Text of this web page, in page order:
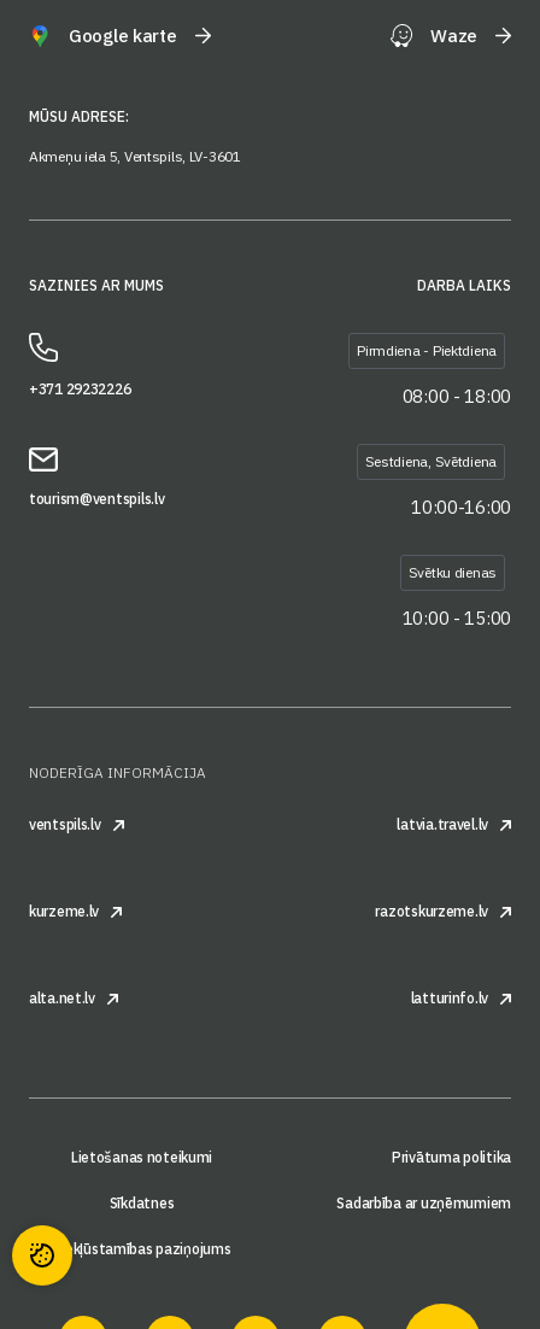
Google karte Waze
MŪSU ADRESE:
Akmeņu iela 5, Ventspils, LV-3601
SAZINIES AR MUMS
+371 29232226
tourism@ventspils.lv
DARBA LAIKS
Pirmdiena - Piektdiena
08:00 - 18:00
Sestdiena, Svētdiena
10:00-16:00
Svētku dienas
10:00 - 15:00
NODERĪGA INFORMĀCIJA
ventspils.lv latvia.travel.lv
kurzeme.lv razotskurzeme.lv
alta.net.lv latturinfo.lv
Lietošanas noteikumi Privātuma politika
Sīkdatnes Sadarbība ar uzņēmumiem
Piekļūstamības paziņojums